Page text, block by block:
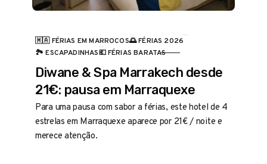
CATEGORIA
🇲🇦 FÉRIAS EM MARROCOS🌅 FÉRIAS 2026
🏞️ ESCAPADINHAS💶 FÉRIAS BARATAS
Diwane & Spa Marrakech desde
21€: pausa em Marraquexe
Para uma pausa com sabor a férias, este hotel de 4
estrelas em Marraquexe aparece por 21€ / noite e
merece atenção.